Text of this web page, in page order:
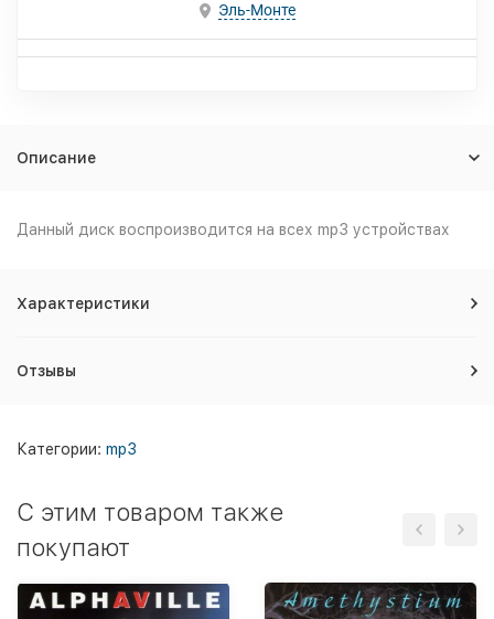
Эль-Монте
Описание
Данный диск воспроизводится на всех mp3 устройствах
Характеристики
Отзывы
Категории: mp3
C этим товаром также
покупают